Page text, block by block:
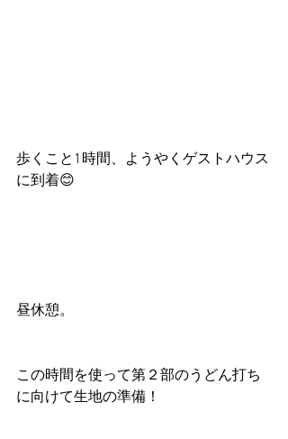
歩くこと1時間、ようやくゲストハウス
に到着😊
昼休憩。
この時間を使って第２部のうどん打ち
に向けて生地の準備！